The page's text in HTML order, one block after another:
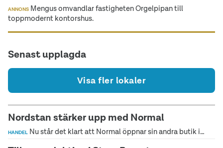
ANNONS Mengus omvandlar fastigheten Orgelpipan till
toppmodernt kontorshus.
Senast upplagda
Visa fler lokaler
Nordstan stärker upp med Normal
HANDEL Nu står det klart att Normal öppnar sin andra butik i…